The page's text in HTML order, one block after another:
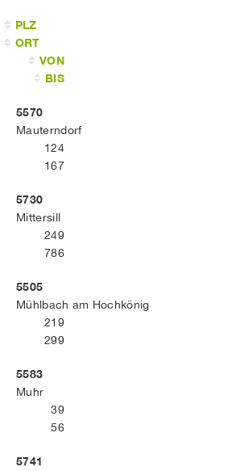
PLZ
ORT
VON
BIS
5570
Mauterndorf
124
167
5730
Mittersill
249
786
5505
Mühlbach am Hochkönig
219
299
5583
Muhr
39
56
5741